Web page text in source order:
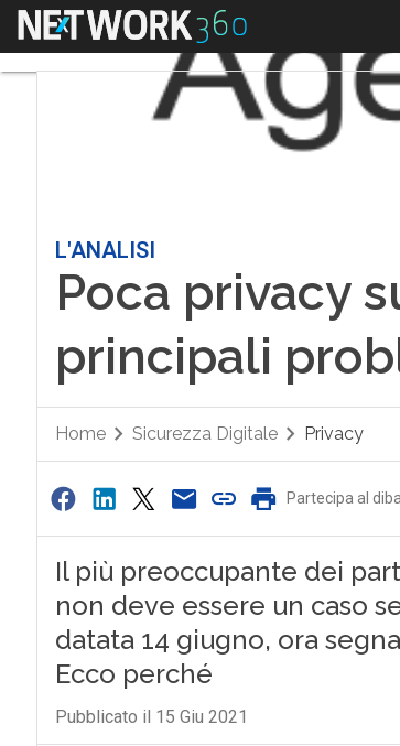
Menu
L'ANALISI
Poca privacy
principali
Home Sicurezza Digitale Privacy
Partecipa al
Il più preoccupante dei
non deve essere un caso
datata 14 giugno, ora
Ecco perché
Pubblicato il 15 Giu 2021